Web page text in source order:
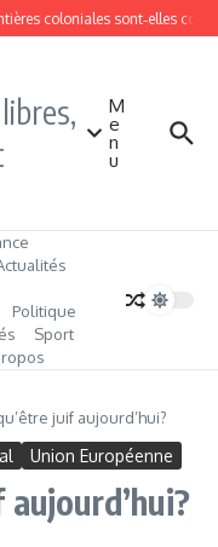
coloniales sont‑elles
M
e
n
u
Politique
Sport
juif aujourd’hui?
Union Européenne
aujourd’hui?